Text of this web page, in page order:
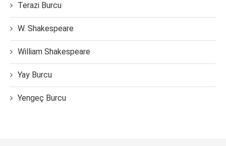
Terazi Burcu
W. Shakespeare
William Shakespeare
Yay Burcu
Yengeç Burcu